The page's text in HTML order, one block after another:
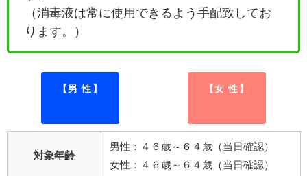
（消毒液は常に使用できるよう手配致してお
ります。）
【男 性】 【女 性】
対象年齢
男性：４６歳～６４歳（当日確認）
女性：４６歳～６４歳（当日確認）